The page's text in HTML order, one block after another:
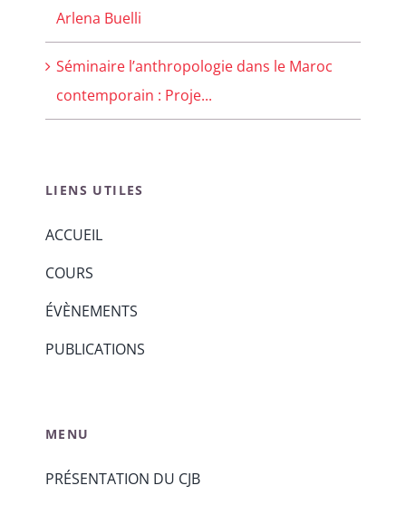
Arlena Buelli
Séminaire l’anthropologie dans le Maroc
contemporain : Proje...
LIENS UTILES
ACCUEIL
COURS
ÉVÈNEMENTS
PUBLICATIONS
MENU
PRÉSENTATION DU CJB